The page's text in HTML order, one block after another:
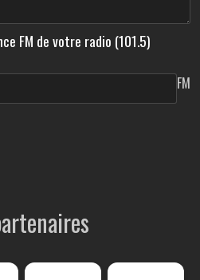
FM de votre radio (101.5)
FM